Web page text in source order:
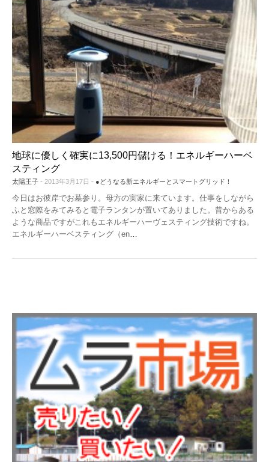
地球に優しく確実に13,500円儲ける！エネルギーハーベ
スティング
太陽王子 - 2013年3月17日 - ●どうなる新エネルギーとスマートグリッド！
今日はお彼岸でお墓参り。母方の実家に来ています。仕事をしながら
ふと窓際をみてみると電子ランタンが置いてありました。昔からある
ような商品ですがこれもエネルギーハーヴェスティング技術ですね。
エネルギーハーベスティング（en…